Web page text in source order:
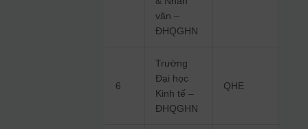
văn –
ĐHQGHN
6
Trường
Đại học
Kinh tế –
ĐHQGHN
QHE